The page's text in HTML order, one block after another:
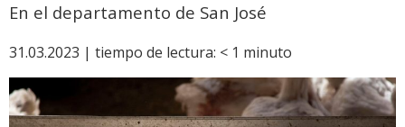
En el departamento de San José
31.03.2023 | tiempo de lectura: < 1 minuto